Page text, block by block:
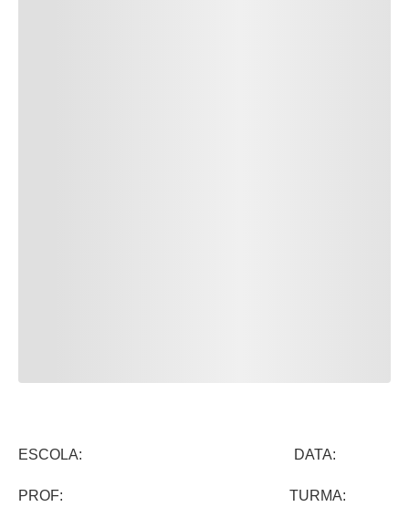
ESCOLA: DATA:
PROF: TURMA: